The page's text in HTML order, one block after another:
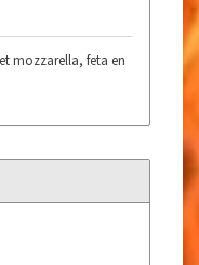
mozzarella, feta en